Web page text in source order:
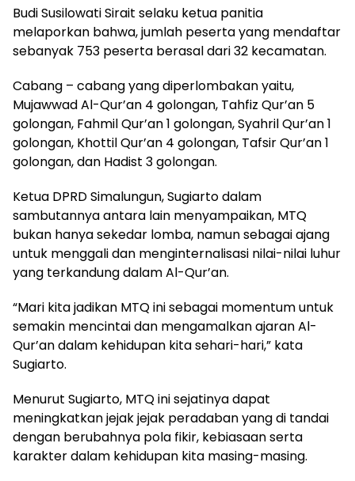
Budi Susilowati Sirait selaku ketua panitia
melaporkan bahwa, jumlah peserta yang mendaftar
sebanyak 753 peserta berasal dari 32 kecamatan.
Cabang – cabang yang diperlombakan yaitu,
Mujawwad Al-Qur’an 4 golongan, Tahfiz Qur’an 5
golongan, Fahmil Qur’an 1 golongan, Syahril Qur’an 1
golongan, Khottil Qur’an 4 golongan, Tafsir Qur’an 1
golongan, dan Hadist 3 golongan.
Ketua DPRD Simalungun, Sugiarto dalam
sambutannya antara lain menyampaikan, MTQ
bukan hanya sekedar lomba, namun sebagai ajang
untuk menggali dan menginternalisasi nilai-nilai luhur
yang terkandung dalam Al-Qur’an.
“Mari kita jadikan MTQ ini sebagai momentum untuk
semakin mencintai dan mengamalkan ajaran Al-
Qur’an dalam kehidupan kita sehari-hari,” kata
Sugiarto.
Menurut Sugiarto, MTQ ini sejatinya dapat
meningkatkan jejak jejak peradaban yang di tandai
dengan berubahnya pola fikir, kebiasaan serta
karakter dalam kehidupan kita masing-masing.